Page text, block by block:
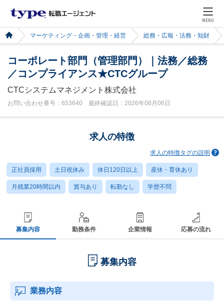
MENU
マーケティング・企画・管理・経営 総務・広報・法務・知財
コーポレート部門（管理部門）｜法務／総務
／コンプライアンス★CTCグループ
CTCシステムマネジメント株式会社
お問い合わせ番号：653640 最終確認日：2026年08月06日
求人の特徴
求人の特徴タグの説明
正社員採用 土日祝休み 休日120日以上 産休・育休あり
月残業20時間以内 賞与あり 転勤なし 学歴不問
募集内容 勤務条件 企業情報 応募の流れ
募集内容
業務内容